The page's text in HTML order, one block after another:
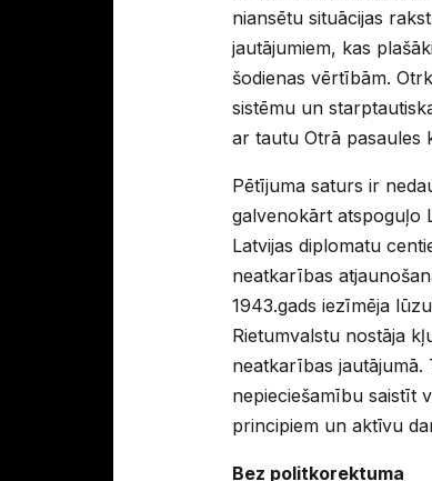
niansētu situācijas
jautājumiem, kas
šodienas vērtībām.
sistēmu un
ar tautu Otrā pasaules
Pētījuma saturs ir
galvenokārt atspoguļo
Latvijas diplomatu
neatkarības
1943.gads iezīmēja
Rietumvalstu nostāja
neatkarības jautājumā.
nepieciešamību saistīt
principiem un aktīvu
Bez politkorektuma